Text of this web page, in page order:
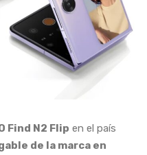
Find N2 Flip en el país
de la marca en